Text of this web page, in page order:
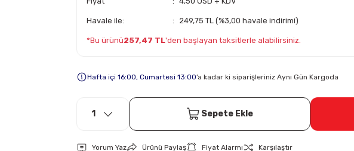
Havale ile: 249,75 TL (%3,00 havale indirimi)
*Bu ürünü257,47 TL'den başlayan taksitlerle alabilirsiniz.
Hafta içi 16:00, Cumartesi 13:00’a kadar ki siparişleriniz Aynı Gün Kargoda
Sepete Ekle
Yorum Yaz Ürünü Paylaş Fiyat Alarmı Karşılaştır